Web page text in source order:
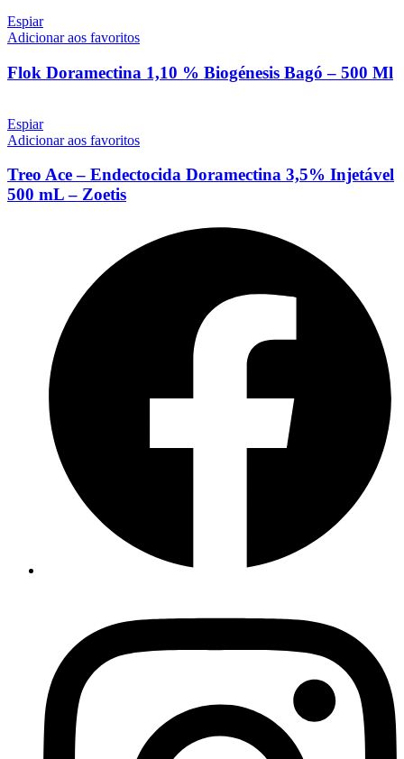
Espiar
Adicionar aos favoritos
Flok Doramectina 1,10 % Biogénesis Bagó – 500 Ml
Espiar
Adicionar aos favoritos
Treo Ace – Endectocida Doramectina 3,5% Injetável
500 mL – Zoetis